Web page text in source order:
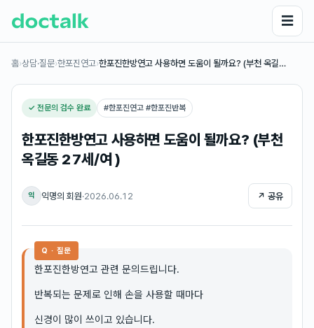
☰
홈›상담·질문›한포진연고›한포진한방연고 사용하면 도움이 될까요? (부천 옥길…
✓ 전문의 검수 완료 #한포진연고 #한포진반복
한포진한방연고 사용하면 도움이 될까요? (부천
옥길동 27세/여 )
익 익명의 회원·2026.06.12 ↗ 공유
Q · 질문
한포진한방연고 관련 문의드립니다.
반복되는 문제로 인해 손을 사용할 때마다
신경이 많이 쓰이고 있습니다.